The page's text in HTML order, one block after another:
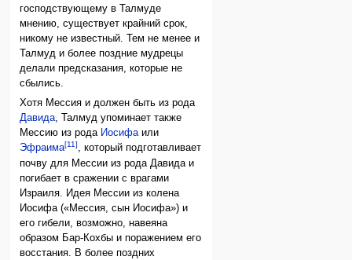
господствующему в Талмуде
мнению, существует крайний срок,
никому не известный. Тем не менее и
Талмуд и более поздние мудрецы
делали предсказания, которые не
сбылись.
Хотя Мессия и должен быть из рода
Давида, Талмуд упоминает также
Мессию из рода Иосифаили
Эфраима[11], который подготавливает
почву для Мессии из рода Давида и
погибает в сражении с врагами
Израиля. Идея Мессии из колена
Иосифа («Мессия, сын Иосифа») и
его гибели, возможно, навеяна
образом Бар-Кохбы и поражением его
восстания. В более поздних